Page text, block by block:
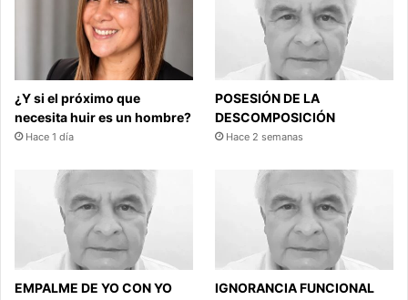
¿Y si el próximo que
necesita huir es un hombre?
Hace 1 día
POSESIÓN DE LA
DESCOMPOSICIÓN
Hace 2 semanas
EMPALME DE YO CON YO IGNORANCIA FUNCIONAL